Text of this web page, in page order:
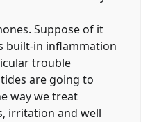
Suppose of it
built-in inflammation
trouble
are going to
way we treat
irritation and well